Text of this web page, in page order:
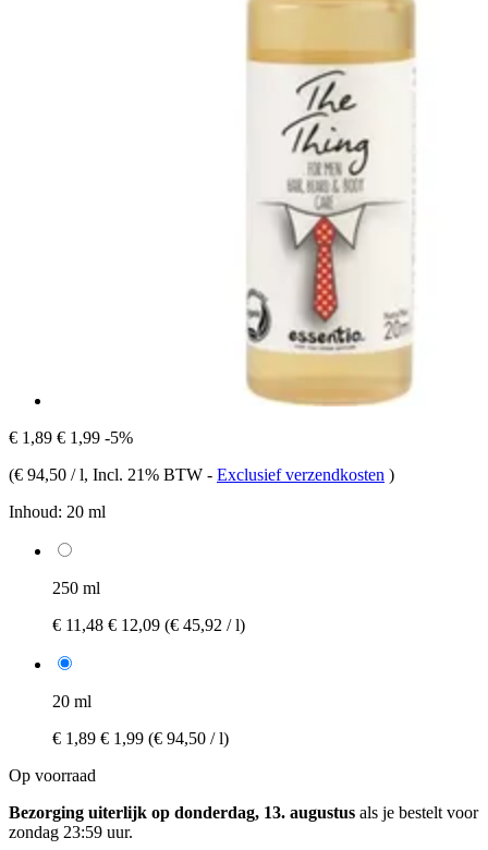
€ 1,89 € 1,99 -5%
(€ 94,50 / l, Incl. 21% BTW - Exclusief verzendkosten )
Inhoud: 20 ml
250 ml
€ 11,48 € 12,09 (€ 45,92 / l)
20 ml
€ 1,89 € 1,99 (€ 94,50 / l)
Op voorraad
Bezorging uiterlijk op donderdag, 13. augustus als je bestelt voor
zondag 23:59 uur.